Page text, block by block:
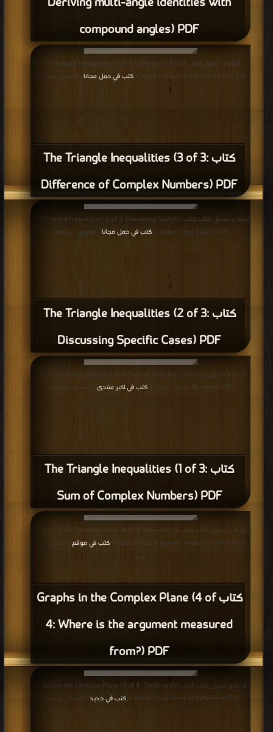
compound angles) PDF
كتاب The Triangle Inequalities (3 of 3:
Difference of Complex Numbers) PDF
قراءة و تحميل كتاب كتاب The Triangle Inequalities (3 of 3: Difference of
Complex Numbers) PDF مجانا | مكتبة >
كتب في حمل مجانا | التحميل : مرة/مرات
كتاب The Triangle Inequalities (2 of 3:
Discussing Specific Cases) PDF
قراءة و تحميل كتاب كتاب The Triangle Inequalities (2 of 3: Discussing Specific
Cases) PDF مجانا | مكتبة >
كتب في حمل مجانا | التحميل : مرة/مرات
كتاب The Triangle Inequalities (1 of 3:
Sum of Complex Numbers) PDF
قراءة و تحميل كتاب كتاب The Triangle Inequalities (1 of 3: Sum of Complex
Numbers) PDF مجانا | مكتبة >
كتب في اكبر منتدى | التحميل : مرة/مرات
كتاب Graphs in the Complex Plane (4 of
4: Where is the argument measured
from?) PDF
قراءة و تحميل كتاب كتاب Graphs in the Complex Plane (4 of 4: Where is the
argument measured from?) PDF مجانا | مكتبة >
كتب في موقع
| التحميل : مرة/
مرات
قراءة و تحميل كتاب كتاب Graphs in the Complex Plane (3 of 4 : Shifting the
Point of Reference) PDF مجانا | مكتبة >
كتب في جديد | التحميل : مرة/مرات